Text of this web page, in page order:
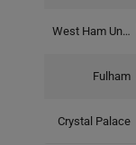
West Ham United
Fulham
Crystal Palace